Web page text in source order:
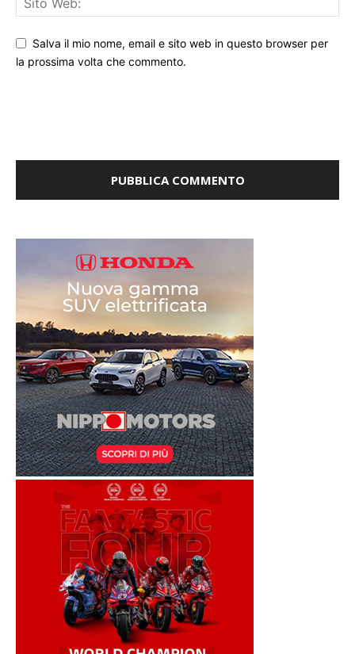
Salva il mio nome, email e sito web in questo browser per
la prossima volta che commento.